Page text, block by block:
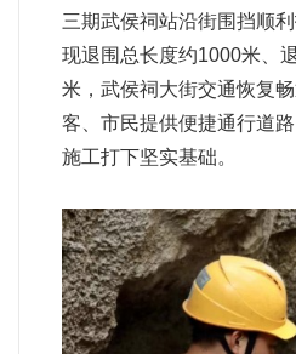
三期武侯祠站沿街围挡顺
现退围总长度约1000米、
米，武侯祠大街交通恢复
客、市民提供便捷通行道
施工打下坚实基础。